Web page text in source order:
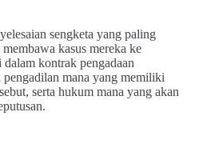
sengketa yang paling
kasus mereka ke
kontrak pengadaan
pengadilan mana yang memiliki
serta hukum mana yang akan